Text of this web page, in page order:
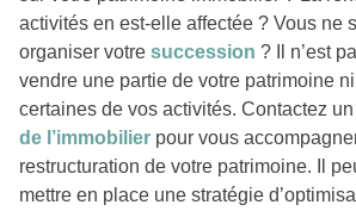
activités en est-elle affectée ? Vous ne
organiser votre succession ? Il n’est
vendre une partie de votre patrimoine
certaines de vos activités. Contactez un
de l’immobilier pour vous
restructuration de votre patrimoine. Il
mettre en place une stratégie